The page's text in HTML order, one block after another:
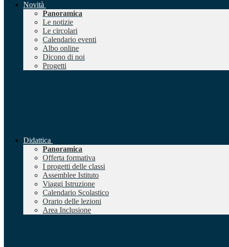
Novità
Panoramica
Le notizie
Le circolari
Calendario eventi
Albo online
Dicono di noi
Progetti
Didattica
Panoramica
Offerta formativa
I progetti delle classi
Assemblee Istituto
Viaggi Istruzione
Calendario Scolastico
Orario delle lezioni
Area Inclusione